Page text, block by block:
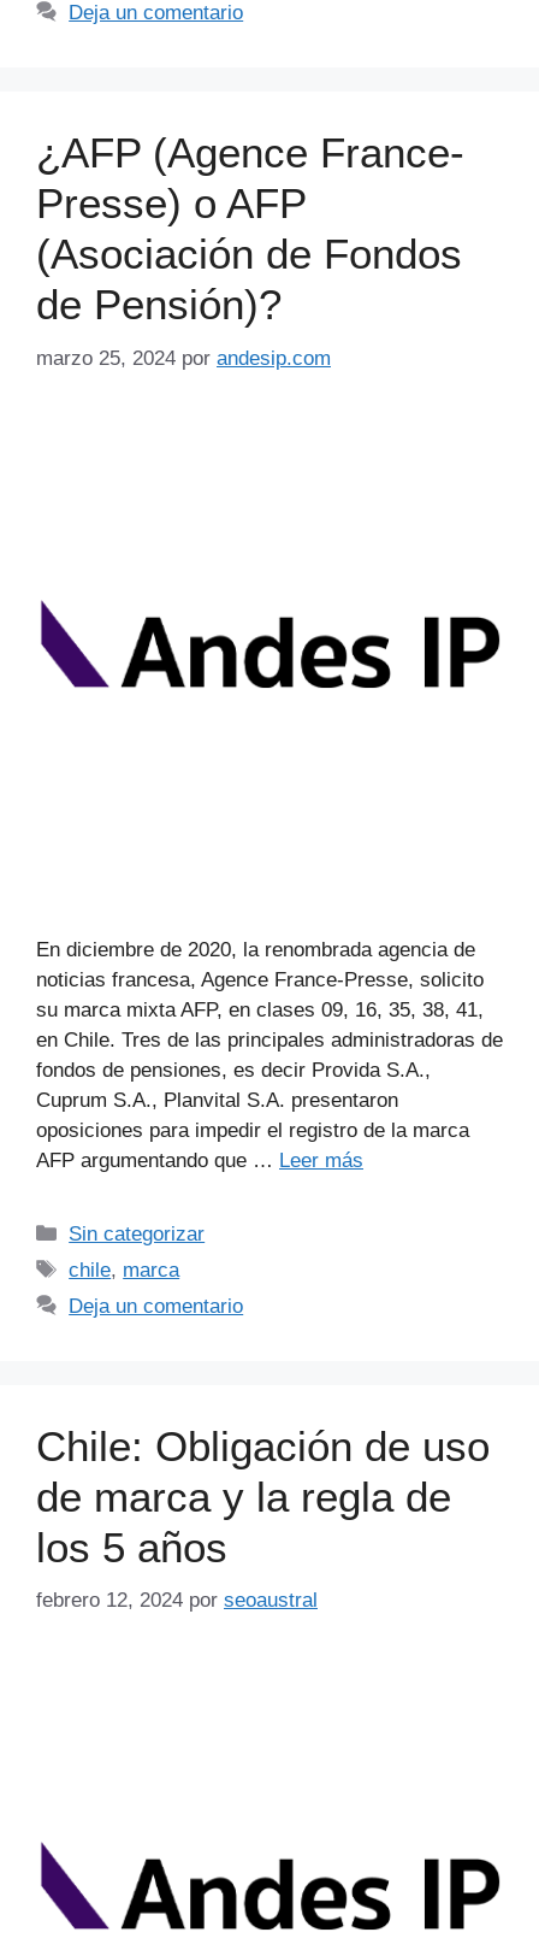
Deja un comentario
¿AFP (Agence France-
Presse) o AFP
(Asociación de Fondos
de Pensión)?
marzo 25, 2024 por andesip.com
En diciembre de 2020, la renombrada agencia de
noticias francesa, Agence France-Presse, solicito
su marca mixta AFP, en clases 09, 16, 35, 38, 41,
en Chile. Tres de las principales administradoras de
fondos de pensiones, es decir Provida S.A.,
Cuprum S.A., Planvital S.A. presentaron
oposiciones para impedir el registro de la marca
AFP argumentando que … Leer más
Sin categorizar
chile, marca
Deja un comentario
Chile: Obligación de uso
de marca y la regla de
los 5 años
febrero 12, 2024 por seoaustral